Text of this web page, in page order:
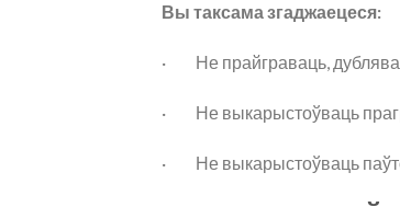
Вы таксама згаджаецеся:
· Не прайграваць,
· Не выкарыстоўваць
· Не выкарыстоўваць